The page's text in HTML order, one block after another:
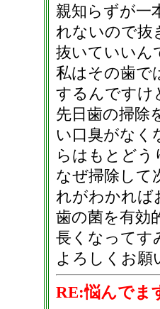
親知らずが一
れないので抜
抜いていいん
私はその歯で
するんですけ
先日歯の掃除
い口臭がなく
らはもとどう
なぜ掃除して
れがわかれば
歯の菌を有効
長くなってす
よろしくお願
RE:悩んでま